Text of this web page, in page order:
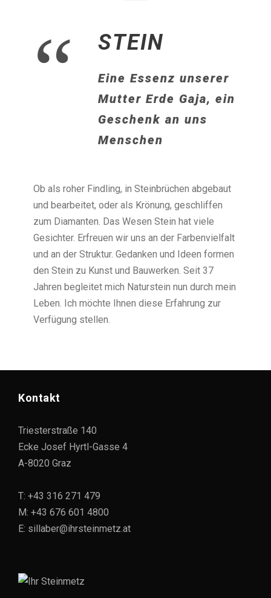
“ STEIN
Eine Essenz unserer
Mutter Erde Gaja, ein
Geschenk an uns
Menschen
Ob als roher Findling, in Steinbrüchen abgebaut
und bearbeitet, oder als Krönung, geschliffen
zum Diamanten. Das Wesen Stein hat viele
Gesichter. Erfreuen wir uns an der Farbenvielfalt
und an der Struktur. Gedanken und Ideen formen
den Stein zu Kunst und Bauwerken. Seit 37
Jahren begleitet mich Naturstein nun durch mein
Leben. Ich möchte Ihnen diese Erfahrung zur
Verfügung stellen.
Kontakt
Triesterstraße 140
Ecke Josef Hyrtl-Gasse 4
A-8020 Graz
T: +43 316 271 479
M: +43 676 601 4800
E: sillaber@ihrsteinmetz.at